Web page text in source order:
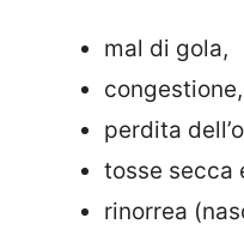
mal di gola,
congestione,
perdita
tosse secca
rinorrea